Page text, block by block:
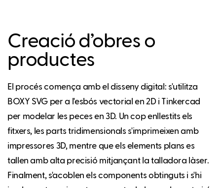
Creació d’obres o
productes
El procés comença amb el disseny digital: s'utilitza
BOXY SVG per a l'esbós vectorial en 2D i Tinkercad
per modelar les peces en 3D. Un cop enllestits els
fitxers, les parts tridimensionals s'imprimeixen amb
impressores 3D, mentre que els elements plans es
tallen amb alta precisió mitjançant la talladora làser.
Finalment, s'acoblen els components obtinguts i s'hi